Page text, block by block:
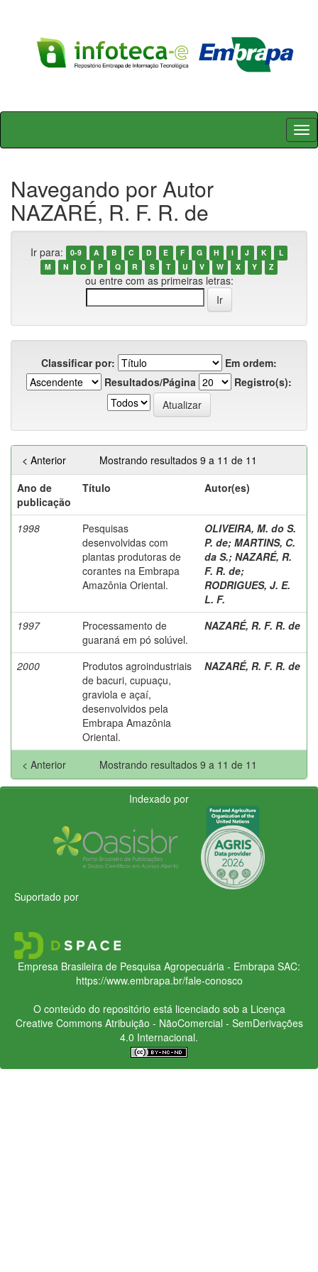
Skip
Navegando por Autor
NAZARÉ, R. F. R. de
Ir para: 0-9 A B C D E F G H I J K
L
M
N O P Q R S T U V W X Y Z
ou entre com as primeiras letras:
Classificar por:
Em ordem:
Resultados/Página
Registro(s):
Mostrando resultados 9 a 11 de 11
< Anterior
Ano de
publicação
Título Autor(es)
1998
Pesquisas
desenvolvidas com
plantas produtoras de
corantes na Embrapa
Amazônia Oriental.
OLIVEIRA, M. do S.
P. de; MARTINS, C.
da S.; NAZARÉ, R.
F. R. de;
RODRIGUES, J. E.
L. F.
1997
Processamento de
guaraná em pó solúvel.
NAZARÉ, R. F. R. de
2000
Produtos agroindustriais
de bacuri, cupuaçu,
graviola e açaí,
desenvolvidos pela
Embrapa Amazônia
Oriental.
NAZARÉ, R. F. R. de
Mostrando resultados 9 a 11 de 11
< Anterior
Indexado por
Suportado por
Empresa Brasileira de Pesquisa Agropecuária - Embrapa SAC:
https://www.embrapa.br/fale-conosco
O conteúdo do repositório está licenciado sob a Licença
Creative CommonsAtribuição - NãoComercial - SemDerivações
4.0 Internacional.